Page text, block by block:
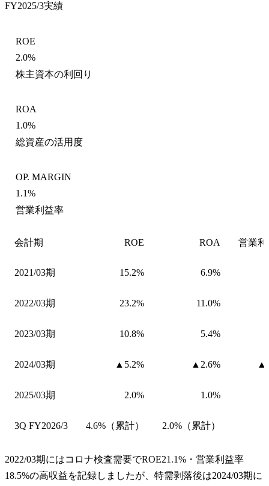
FY2025/3実績
ROE
2.0%
株主資本の利回り
ROA
1.0%
総資産の活用度
OP. MARGIN
1.1%
営業利益率
会計期 ROE ROA 営業
2021/03期 15.2% 6.9%
2022/03期 23.2% 11.0%
2023/03期 10.8% 5.4%
2024/03期 ▲5.2% ▲2.6%
2025/03期 2.0% 1.0%
3Q FY2026/3 4.6%（累計） 2.0%（累計）
2022/03期にはコロナ検査需要でROE21.1%・営業利益率
18.5%の高収益を記録しましたが、特需剥落後は2024/03期に